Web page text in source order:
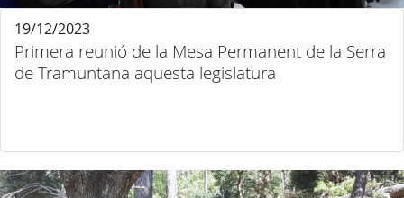
Primera reunió de la Mesa Permanent de la Serra
de Tramuntana aquesta legislatura
19/12/2023